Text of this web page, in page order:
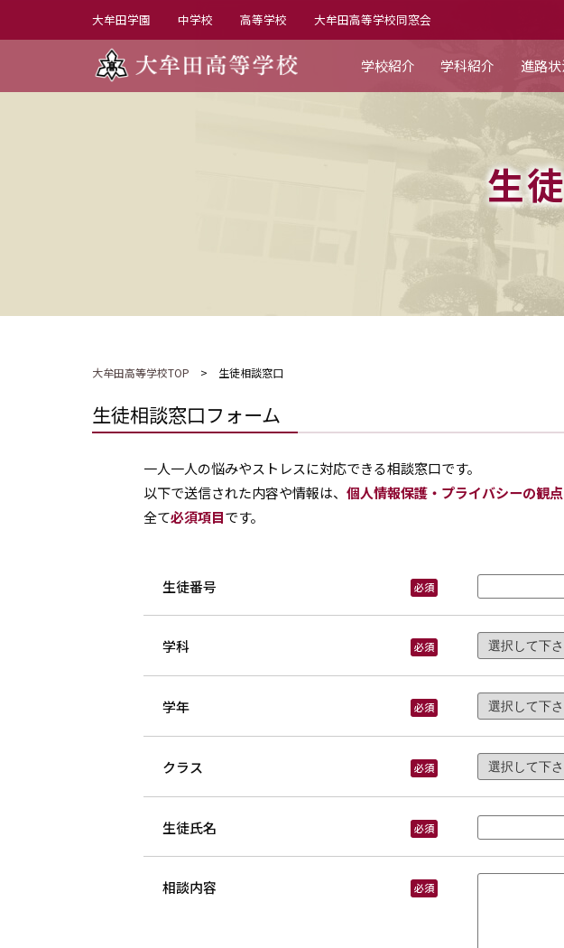
大牟田学園 中学校 高等学校 大牟田高等学校同窓会
学校紹介 学科紹介
工業科
調理科
進路
生
大牟田高等学校TOP > 生徒相談窓口
生徒相談窓口フォーム
一人一人の悩みやストレスに対応できる相談窓口です。
以下で送信された内容や情報は、 個人情報保護・プライバシーの観点
全て必須項目です。
生徒番号 必須
学科 必須
学年 必須
クラス 必須
生徒氏名 必須
相談内容 必須